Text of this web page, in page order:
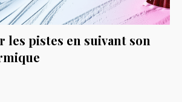
les pistes en suivant son